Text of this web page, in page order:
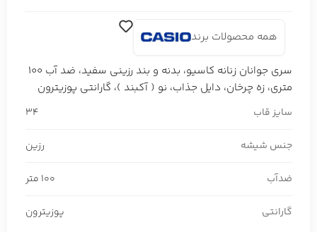
همه محصولات برند
سری جوانان زنانه کاسیو، بدنه و بند رزینی سفید، ضد آب 100
متری، زه چرخان، دایل جذاب، نو ( آکبند )، گارانتی پوزیترون
سایز قاب 34
جنس شیشه رزین
ضدآب 100 متر
گارانتی پوزیترون